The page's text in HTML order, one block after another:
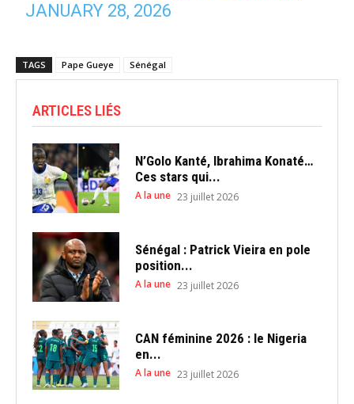
JANUARY 28, 2026
TAGS Pape Gueye Sénégal
ARTICLES LIÉS
N’Golo Kanté, Ibrahima Konaté…
Ces stars qui...
A la une 23 juillet 2026
Sénégal : Patrick Vieira en pole
position...
A la une 23 juillet 2026
CAN féminine 2026 : le Nigeria
en...
A la une 23 juillet 2026